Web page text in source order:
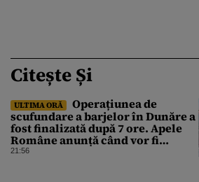
Citește Și
ULTIMA ORĂ
Operațiunea de
scufundare a barjelor în Dunăre a
fost finalizată după 7 ore. Apele
Române anunță când vor fi
simțite efectele
21:56